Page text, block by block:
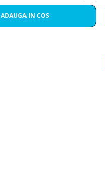
ADAUGA IN COS